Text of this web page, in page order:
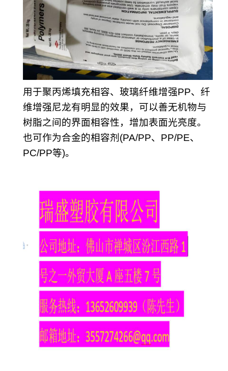
用于聚丙烯填充相容、玻璃纤维增强PP、纤
维增强尼龙有明显的效果，可以善无机物与
树脂之间的界面相容性，增加表面光亮度。
也可作为合金的相容剂(PA/PP、PP/PE、
PC/PP等)。